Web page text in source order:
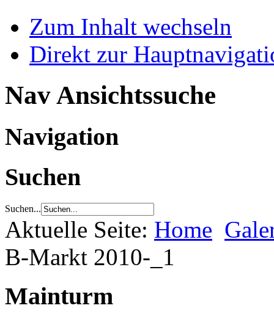
Zum Inhalt wechseln
Direkt zur
Nav Ansichtssuche
Navigation
Suchen
Suchen...
Aktuelle Seite: Home
B-Markt 2010-_1
Mainturm